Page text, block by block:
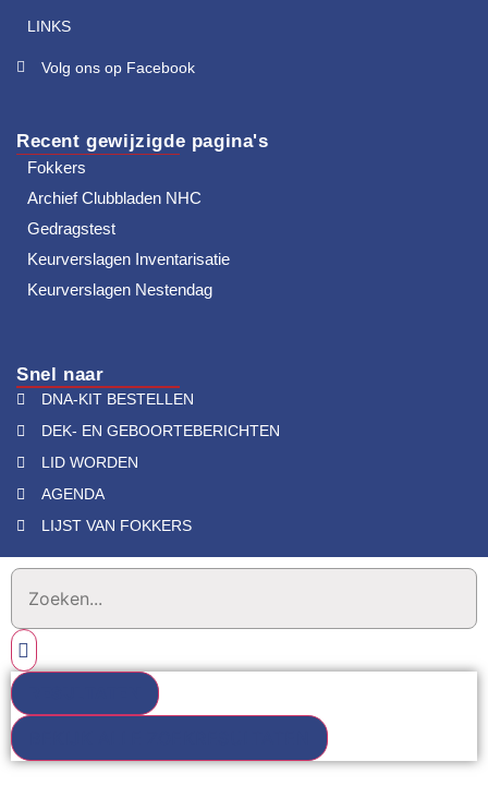
LINKS
Volg ons op Facebook
Recent gewijzigde pagina's
Fokkers
Archief Clubbladen NHC
Gedragstest
Keurverslagen Inventarisatie
Keurverslagen Nestendag
Snel naar
DNA-KIT BESTELLEN
DEK- EN GEBOORTEBERICHTEN
LID WORDEN
AGENDA
LIJST VAN FOKKERS